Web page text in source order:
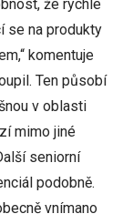
že rychle
se na produkty
komentuje
Ten působí
v oblasti
mimo jiné
seniorní
podobně.
vnímano